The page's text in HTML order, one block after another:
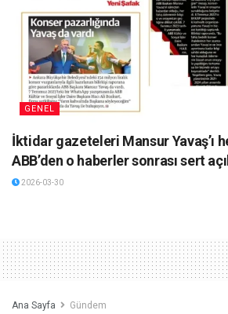
GENEL
İktidar gazeteleri Mansur Yavaş’ı
ABB’den o haberler sonrası sert
2026-03-30
Ana Sayfa Gündem